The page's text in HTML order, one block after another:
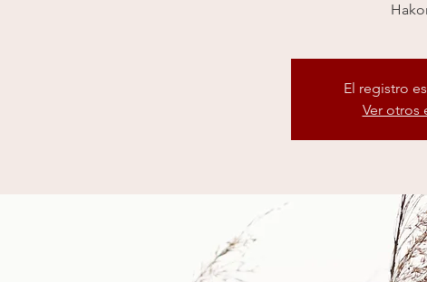
El registro
Ver otros